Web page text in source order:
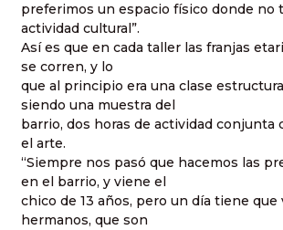
preferimos un espacio físico donde no
actividad cultural”.
Así es que en cada taller las franjas
se corren, y lo
que al principio era una clase
siendo una muestra del
barrio, dos horas de actividad conjunta
el arte.
“Siempre nos pasó que hacemos las
en el barrio, y viene el
chico de 13 años, pero un día tiene
hermanos, que son